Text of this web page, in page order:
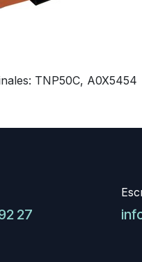
TNP50C, A0X5454
27